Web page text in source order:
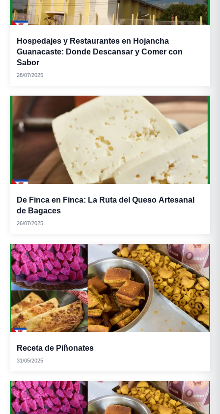
Hospedajes y Restaurantes en Hojancha
Guanacaste: Donde Descansar y Comer con
Sabor
28/07/2025
De Finca en Finca: La Ruta del Queso Artesanal
de Bagaces
26/07/2025
Receta de Piñonates
31/05/2025